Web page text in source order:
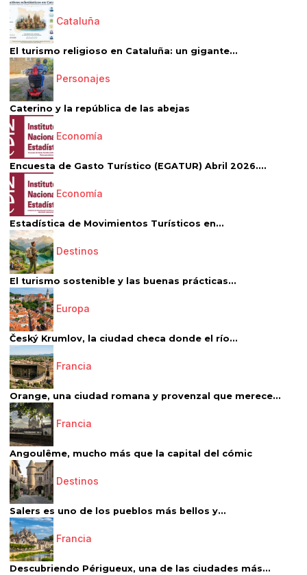
Cataluña
El turismo religioso en Cataluña: un gigante...
Personajes
Caterino y la república de las abejas
Economía
Encuesta de Gasto Turístico (EGATUR) Abril 2026....
Economía
Estadística de Movimientos Turísticos en...
Destinos
El turismo sostenible y las buenas prácticas...
Europa
Český Krumlov, la ciudad checa donde el río...
Francia
Orange, una ciudad romana y provenzal que merece...
Francia
Angoulême, mucho más que la capital del cómic
Destinos
Salers es uno de los pueblos más bellos y...
Francia
Descubriendo Périgueux, una de las ciudades más...